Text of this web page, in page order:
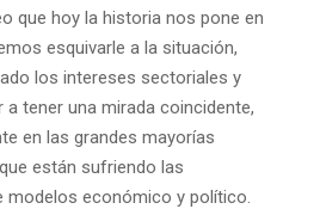
que hoy la historia nos pone en
esquivarle a la situación,
los intereses sectoriales y
a tener una mirada coincidente,
en las grandes mayorías
están sufriendo las
económico y político.